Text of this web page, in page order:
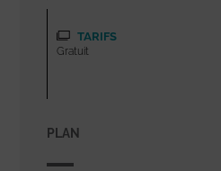
TARIFS
Gratuit
PLAN